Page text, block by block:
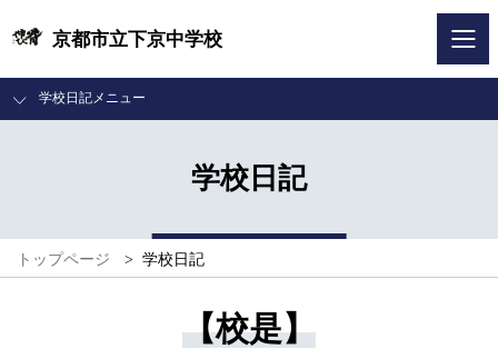
京都市立下京中学校
学校日記メニュー
学校日記
トップページ > 学校日記
【校是】